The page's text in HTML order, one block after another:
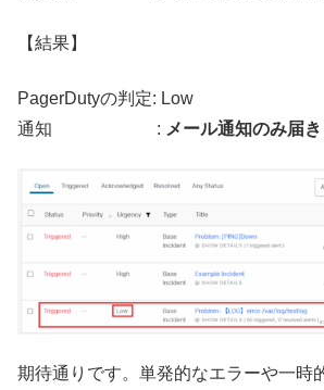
【結果】
PagerDutyの判定: Low
通知 : メール通知のみ届
期待通りです。単発的なエラーや一時